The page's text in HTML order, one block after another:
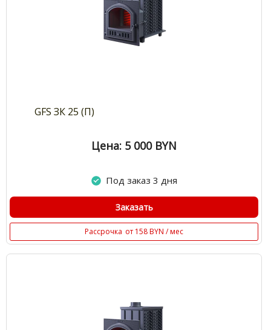
GFS ЗК 25 (П)
Цена: 5 000 BYN
Под заказ 3 дня
Заказать
Рассрочка от 158 BYN / мес